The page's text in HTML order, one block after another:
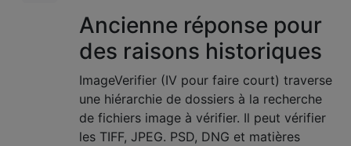
Ancienne réponse pour
des raisons historiques
ImageVerifier (IV pour faire court) traverse
une hiérarchie de dossiers à la recherche
de fichiers image à vérifier. Il peut vérifier
les TIFF, JPEG. PSD, DNG et matières